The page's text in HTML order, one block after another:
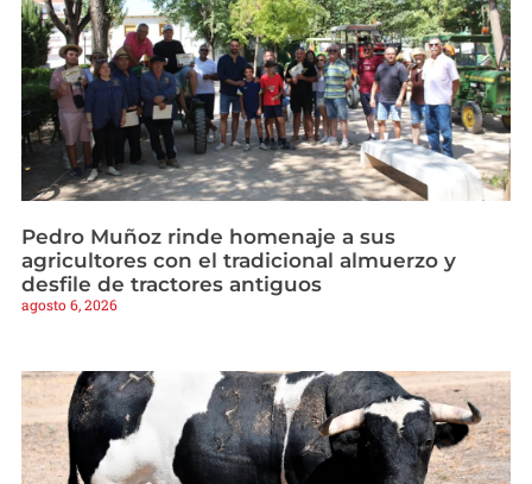
Pedro Muñoz rinde homenaje a sus
agricultores con el tradicional almuerzo y
desfile de tractores antiguos
agosto 6, 2026